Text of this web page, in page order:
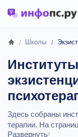
Школы
Здесь собраны
терапии. На
подробную
Развернуть